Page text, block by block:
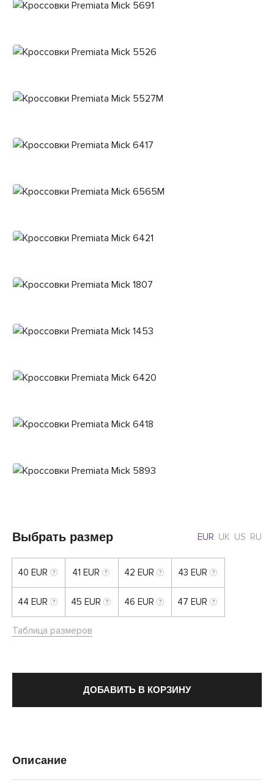
Выбрать размер EUR UK US RU
40 EUR 41 EUR 42 EUR 43 EUR
44 EUR 45 EUR 46 EUR 47 EUR
Таблица размеров
ДОБАВИТЬ В КОРЗИНУ
Описание